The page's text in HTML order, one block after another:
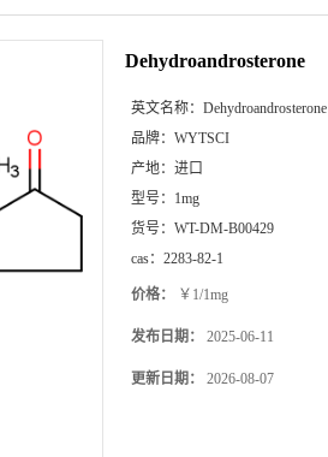
Dehydroandrosterone
英文名称： Dehydroandrosterone
品牌： WYTSCI
产地： 进口
型号： 1mg
货号： WT-DM-B00429
cas： 2283-82-1
价格： ￥1/1mg
发布日期： 2025-06-11
更新日期： 2026-08-07